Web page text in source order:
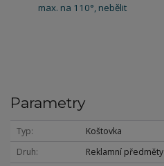
max. na 110°, nebělit
Parametry
Typ
Koštovka
Druh
Reklamní předměty